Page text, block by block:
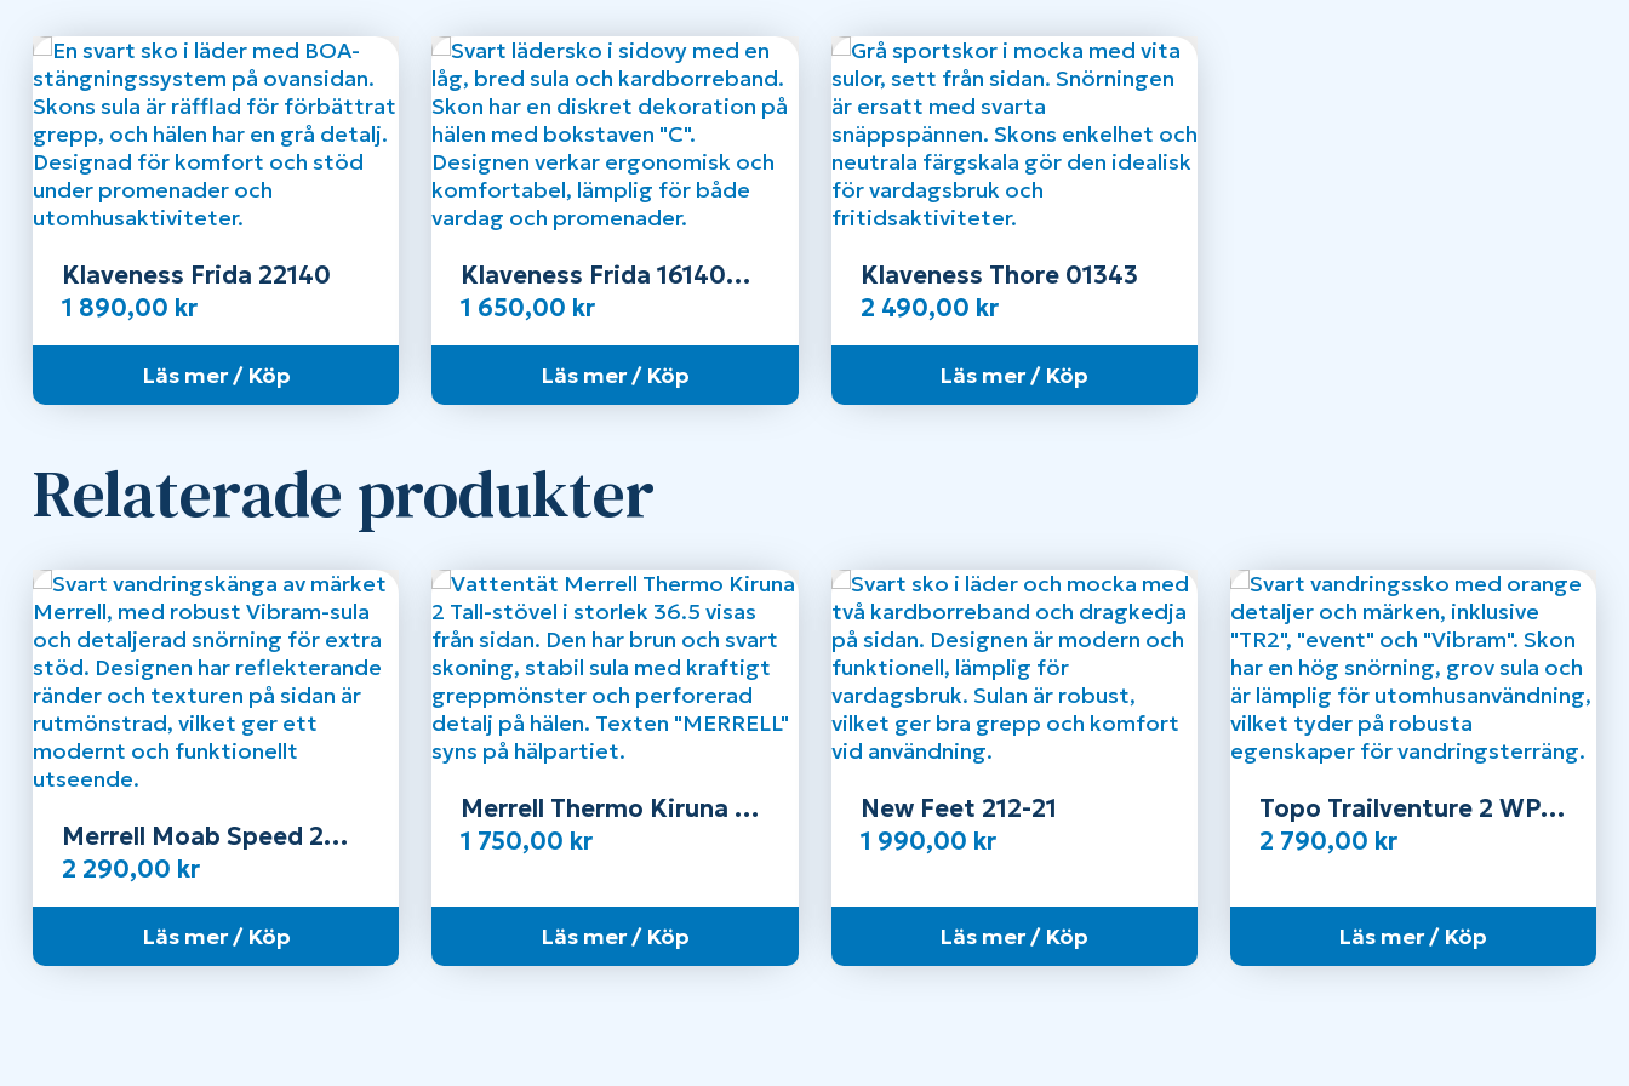
Klaveness Frida 22140
1 890,00 kr
Läs mer / Köp
Klaveness Frida 16140
Black
1 650,00 kr
Läs mer / Köp
Klaveness Thore 01343
2 490,00 kr
Läs mer / Köp
Relaterade produkter
Merrell Moab Speed 2
Thermo Mid WP – Herr
2 290,00 kr
Läs mer / Köp
Merrell Thermo Kiruna 2
Tall Waterproof – Dam
1 750,00 kr
Läs mer / Köp
New Feet 212-21
1 990,00 kr
Läs mer / Köp
Topo Trailventure 2 WP
Herr
2 790,00 kr
Läs mer / Köp